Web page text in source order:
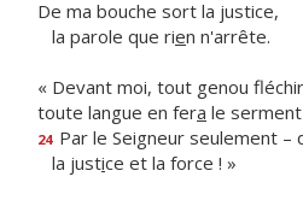
De ma bouche sort la justice,
la parole que rien n'arrête.
« Devant moi, tout genou
toute langue en fera le
24 Par le Seigneur seulement –
la justice et la force ! »